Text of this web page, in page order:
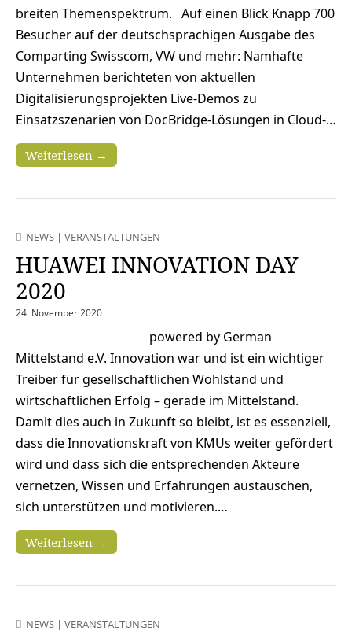
breiten Themenspektrum. Auf einen Blick Knapp 700
Besucher auf der deutschsprachigen Ausgabe des
Comparting Swisscom, VW und mehr: Namhafte
Unternehmen berichteten von aktuellen
Digitalisierungsprojekten Live-Demos zu
Einsatzszenarien von DocBridge-Lösungen in Cloud-…
Weiterlesen →
NEWS | VERANSTALTUNGEN
HUAWEI INNOVATION DAY
2020
24. November 2020
powered by German
Mittelstand e.V. Innovation war und ist ein wichtiger
Treiber für gesellschaftlichen Wohlstand und
wirtschaftlichen Erfolg – gerade im Mittelstand.
Damit dies auch in Zukunft so bleibt, ist es essenziell,
dass die Innovationskraft von KMUs weiter gefördert
wird und dass sich die entsprechenden Akteure
vernetzen, Wissen und Erfahrungen austauschen,
sich unterstützen und motivieren.…
Weiterlesen →
NEWS | VERANSTALTUNGEN